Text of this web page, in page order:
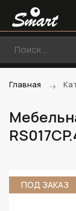
Главная
ПОД ЗАКАЗ